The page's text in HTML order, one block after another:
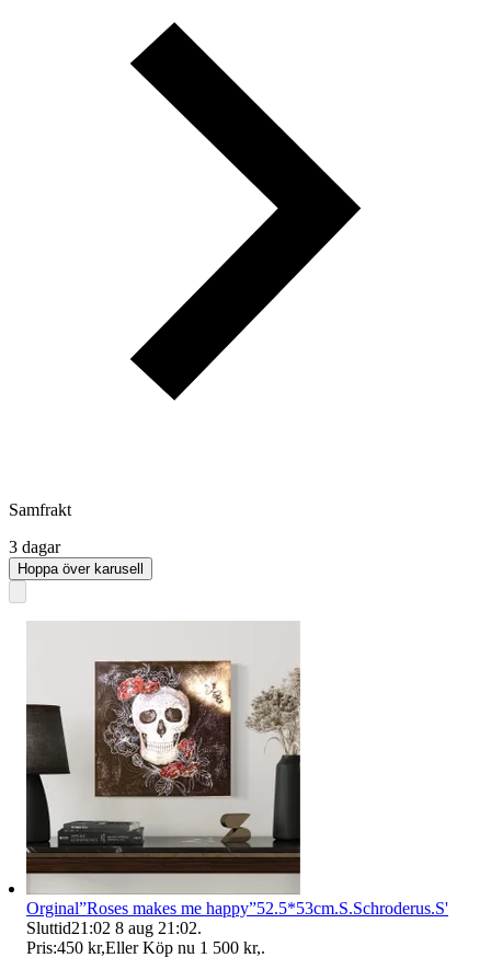
Samfrakt
3 dagar
Hoppa över karusell
Orginal”Roses makes me happy”52.5*53cm.S.Schroderus.S'
Sluttid21:02 8 aug 21:02.
Pris:450 kr,Eller Köp nu 1 500 kr,.